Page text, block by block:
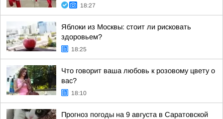
18:27
Яблоки из Москвы: стоит ли рисковать
здоровьем?
18:25
Что говорит ваша любовь к розовому цвету о
вас?
18:10
Прогноз погоды на 9 августа в Саратовской